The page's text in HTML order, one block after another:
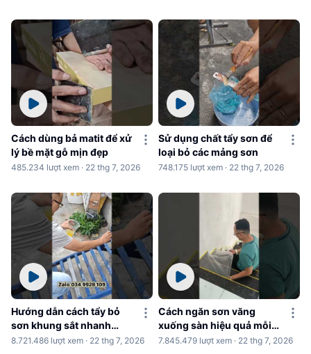
Cách dùng bả matit để xử
lý bề mặt gỗ mịn đẹp
485.234 lượt xem · 22 thg 7, 2026
Sử dụng chất tẩy sơn để
loại bỏ các mảng sơn
748.175 lượt xem · 22 thg 7, 2026
Hướng dẫn cách tẩy bỏ
sơn khung sắt nhanh
chóng
8.721.486 lượt xem · 22 thg 7, 2026
Cách ngăn sơn văng
xuống sàn hiệu quả mỗi
khi sơn nhà
7.845.479 lượt xem · 22 thg 7, 2026